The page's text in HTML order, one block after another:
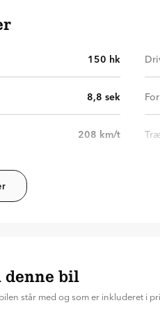
150 hk
8,8 sek
208 km/t
denne bil
står med og som er inkluderet i